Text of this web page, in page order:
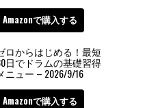
Amazonで購入する
ロからはじめる！最短
日でドラムの基礎習得
ニュー – 2026/9/16
Amazonで購入する